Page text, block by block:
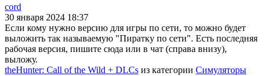
cord
30 января 2024 18:37
Если кому нужно версию для игры по сети, то можно будет
выложить так называемую "Пиратку по сети". Есть последняя
рабочая версия, пишите сюда или в чат (справа внизу),
выложу.
theHunter: Call of the Wild + DLCs из категории Симуляторы